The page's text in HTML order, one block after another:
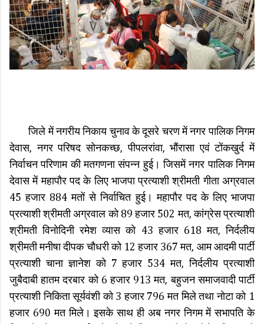
जिले में नगरीय निकाय चुनाव के दूसरे चरण में नगर पालिक निगम
देवास, नगर परिषद सोनकच्छ, पीपलरांवा, भौंरासा एवं टोंकखुर्द में
निर्वाचन परिणाम की मतगणना संपन्न हुई। जिसमें नगर पालिक निगम
देवास में महापौर पद के लिए भाजपा प्रत्याशी श्रीमती गीता अग्रवाल
45 हजार 884 मतों से निर्वाचित हुई। महापौर पद के लिए भाजपा
प्रत्याशी श्रीमती अग्रवाल को 89 हजार 502 मत, कांग्रेस प्रत्याशी
श्रीमती विनोदिनी रमेश व्यास को 43 हजार 618 मत, निर्दलीय
श्रीमती मनीषा दीपक चौधरी को 12 हजार 367 मत, आम आदमी पार्टी
प्रत्याशी चाना ज्ञानेश को 7 हजार 534 मत, निर्दलीय प्रत्याशी
जुबैदाबी हातम दरबार को 6 हजार 913 मत, बहुजन समाजवादी पार्टी
प्रत्याशी निकिता सूर्यवंशी को 3 हजार 796 मत मिले तथा नोटा को 1
हजार 690 मत मिले। इसके साथ ही अब नगर निगम में सभापति के